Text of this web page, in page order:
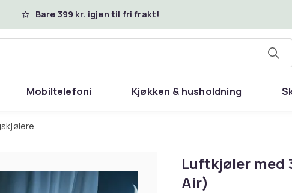
Bare 399 kr. igjen til fri frakt!
Mobiltelefoni Kjøkken & husholdning
Luftkjøler med
Air)